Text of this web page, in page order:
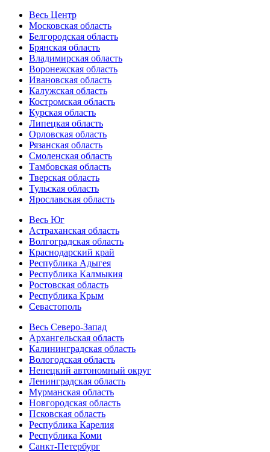
Весь Центр
Московская область
Белгородская область
Брянская область
Владимирская область
Воронежская область
Ивановская область
Калужская область
Костромская область
Курская область
Липецкая область
Орловская область
Рязанская область
Смоленская область
Тамбовская область
Тверская область
Тульская область
Ярославская область
Весь Юг
Астраханская область
Волгоградская область
Краснодарский край
Республика Адыгея
Республика Калмыкия
Ростовская область
Республика Крым
Севастополь
Весь Северо-Запад
Архангельская область
Калининградская область
Вологодская область
Ненецкий автономный округ
Ленинградская область
Мурманская область
Новгородская область
Псковская область
Республика Карелия
Республика Коми
Санкт-Петербург